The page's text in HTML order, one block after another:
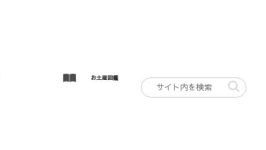
お土産図鑑